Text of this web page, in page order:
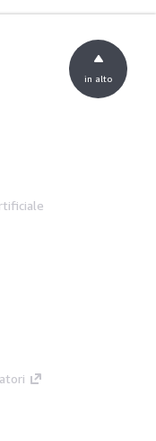
in alto